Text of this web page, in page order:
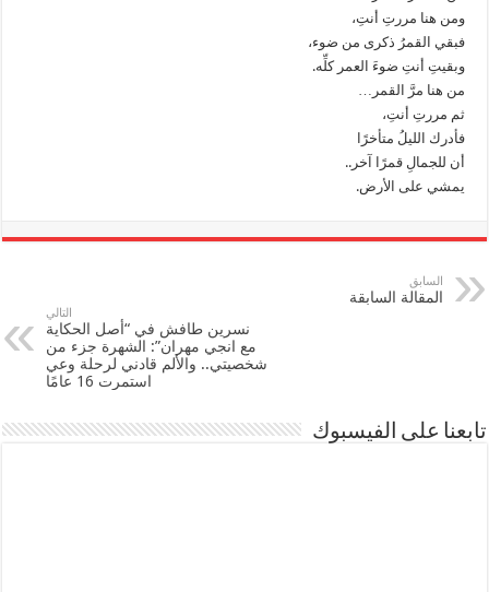
ومن هنا مررتِ أنتِ،
فبقي القمرُ ذكرى من ضوء،
وبقيتِ أنتِ ضوءَ العمر كلِّه.
من هنا مرَّ القمر…
ثم مررتِ أنتِ،
فأدرك الليلُ متأخرًا
أن للجمالِ قمرًا آخر..
يمشي على الأرض.
السابق
المقالة السابقة
التالي
نسرين طافش في “أصل الحكاية
مع انجي مهران”: الشهرة جزء من
شخصيتي.. والألم قادني لرحلة وعي
استمرت 16 عامًا
تابعنا على الفيسبوك